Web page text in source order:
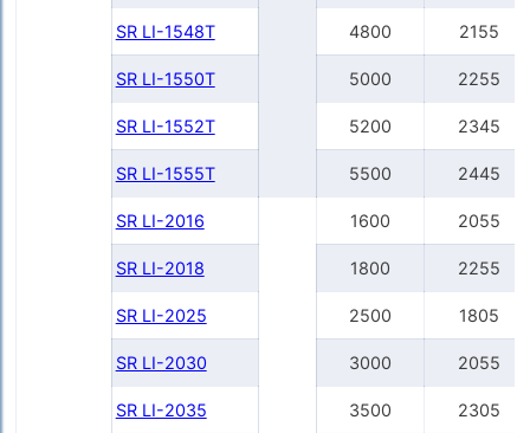
SR LI-1548Т 4800 2155
SR LI-1550Т 5000 2255
SR LI-1552Т 5200 2345
SR LI-1555Т 5500 2445
SR LI-2016 1600 2055
SR LI-2018 1800 2255
SR LI-2025 2500 1805
SR LI-2030 3000 2055
SR LI-2035 3500 2305